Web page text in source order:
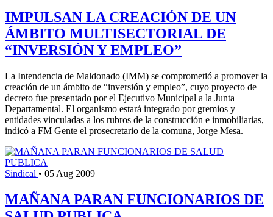
IMPULSAN LA CREACIÓN DE UN
ÁMBITO MULTISECTORIAL DE
“INVERSIÓN Y EMPLEO”
La Intendencia de Maldonado (IMM) se comprometió a promover la
creación de un ámbito de “inversión y empleo”, cuyo proyecto de
decreto fue presentado por el Ejecutivo Municipal a la Junta
Departamental. El organismo estará integrado por gremios y
entidades vinculadas a los rubros de la construcción e inmobiliarias,
indicó a FM Gente el prosecretario de la comuna, Jorge Mesa.
Sindical • 05 Aug 2009
MAÑANA PARAN FUNCIONARIOS DE